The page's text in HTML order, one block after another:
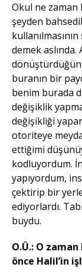
Okul ne zaman
şeyden
demek
buranın bir
benim burada
değişiklik
değişikliği
otoriteye
ettiğimi
kodluyordum.
yapıyordum,
çektirip bir
ediyorlardı.
buydu.
O.Ü.: O zaman
önce Halil’in